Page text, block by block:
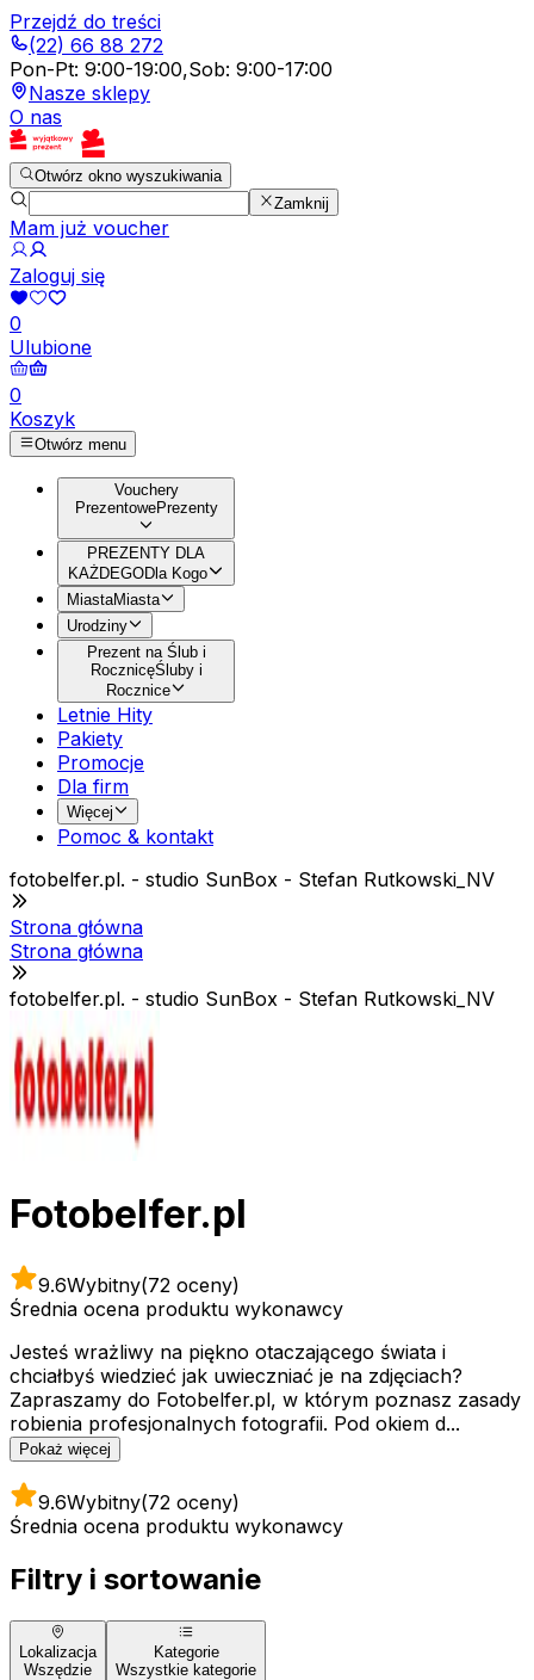
Przejdź do treści
(22) 66 88 272
Pon-Pt: 9:00-19:00,Sob: 9:00-17:00
Nasze sklepy
O nas
Otwórz okno wyszukiwania
Zamknij
Mam już voucher
Zaloguj się
0
Ulubione
0
Koszyk
Otwórz menu
Vouchery
PrezentowePrezenty
PREZENTY DLA
KAŻDEGODla Kogo
MiastaMiasta
Urodziny
Prezent na Ślub i
RocznicęŚluby i
Rocznice
Letnie Hity
Pakiety
Promocje
Dla firm
Więcej
Pomoc & kontakt
fotobelfer.pl. - studio SunBox - Stefan Rutkowski_NV
Strona główna
Strona główna
fotobelfer.pl. - studio SunBox - Stefan Rutkowski_NV
Fotobelfer.pl
9.6Wybitny(72 oceny)
Średnia ocena produktu wykonawcy
Jesteś wrażliwy na piękno otaczającego świata i
chciałbyś wiedzieć jak uwieczniać je na zdjęciach?
Zapraszamy do Fotobelfer.pl, w którym poznasz zasady
robienia profesjonalnych fotografii. Pod okiem d...
Pokaż więcej
9.6Wybitny(72 oceny)
Średnia ocena produktu wykonawcy
Filtry i sortowanie
Lokalizacja
Wszędzie
Kategorie
Wszystkie kategorie